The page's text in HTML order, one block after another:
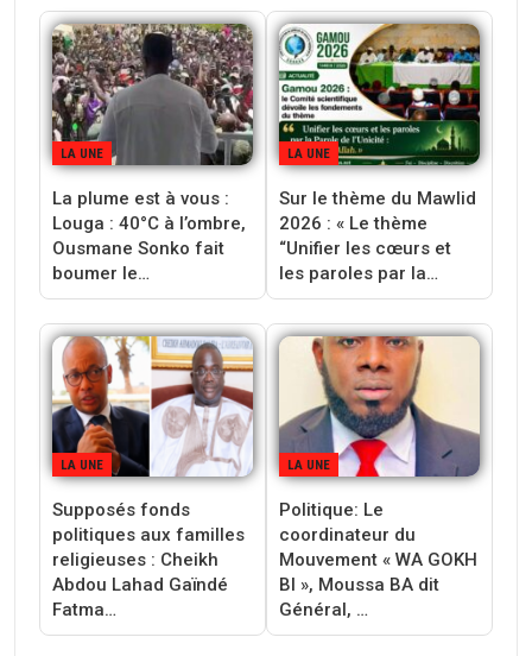
LA UNE
La plume est à vous :
Louga : 40°C à l’ombre,
Ousmane Sonko fait
boumer le…
LA UNE
Sur le thème du Mawlid
2026 : « Le thème
“Unifier les cœurs et
les paroles par la…
LA UNE
Supposés fonds
politiques aux familles
religieuses : Cheikh
Abdou Lahad Gaïndé
Fatma…
LA UNE
‎Politique: Le
coordinateur du
Mouvement « WA GOKH
BI », Moussa BA dit
Général, …